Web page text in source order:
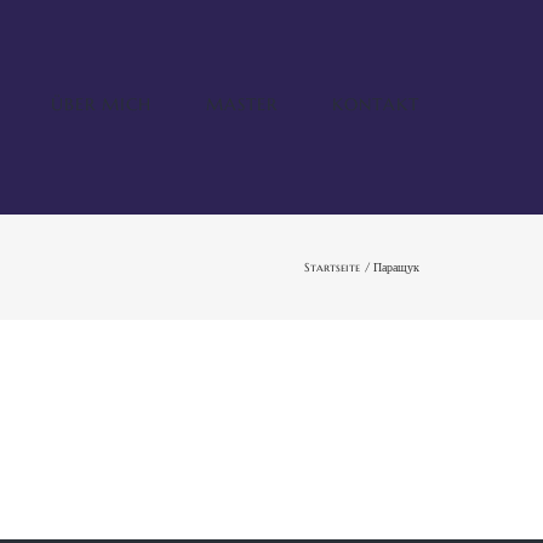
ÜBER MICH MASTER KONTAKT
Startseite Паращук